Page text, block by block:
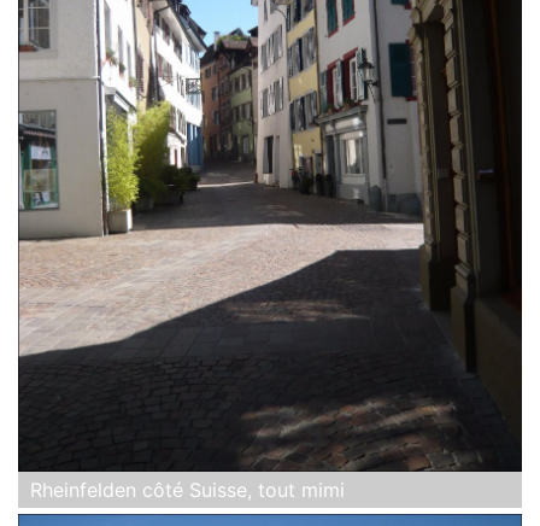
Rheinfelden côté Suisse, tout mimi